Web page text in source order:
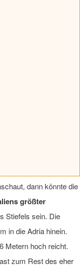
dann könnte die
größter
Stiefels sein. Die
in die Adria hinein.
Metern hoch reicht.
zum Rest des eher